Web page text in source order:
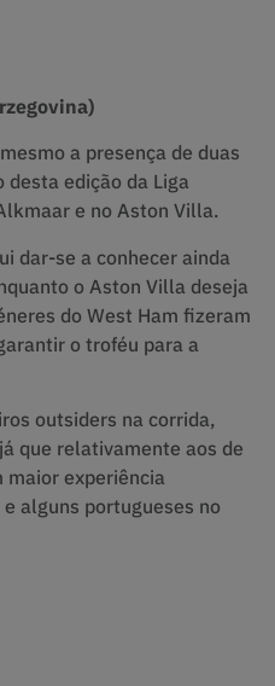
a presença de duas
edição da Liga
e no Aston Villa.
dar-se a conhecer ainda
o Aston Villa deseja
do West Ham fizeram
o troféu para a
outsiders na corrida,
que relativamente aos de
maior experiência
alguns portugueses no